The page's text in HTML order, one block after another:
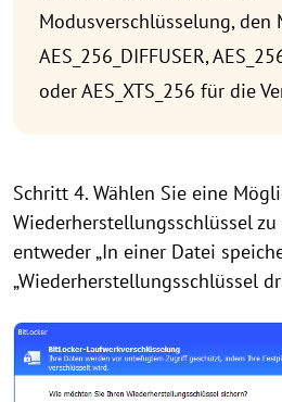
Modusverschlüsselung, den
AES_256_DIFFUSER,
oder AES_XTS_256 für die
Schritt 4. Wählen Sie eine
Wiederherstellungsschlüssel
entweder „In einer Datei
„Wiederherstellungsschlüssel